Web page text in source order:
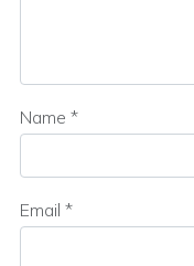
Name *
Email *